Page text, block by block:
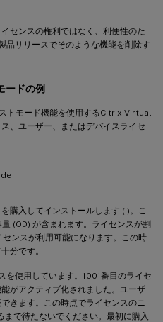
センスの権利ではなく、利便性のた
リリースでそのような機能を削除す
ードの例
トモード機能を使用するCitrix Virtual
、ユーザー、またはデバイスライセ
購入してインストールします (I)。こ
(OD) が含まれます。ライセンスが割
ンスが利用可能になります。この時
分です。
使用しています。1001番目のライセ
がアクティブ化されました。ユーザ
きます。この時点でライセンスのニ
で待たないでください。最初に購入